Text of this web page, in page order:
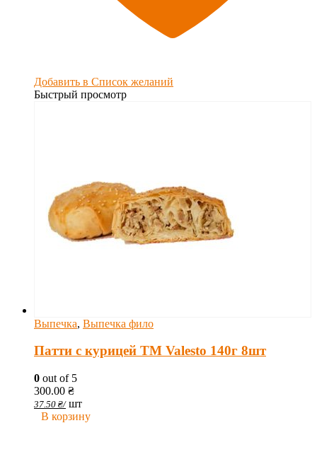
Добавить в Список желаний
Быстрый просмотр
Выпечка, Выпечка фило
Патти с курицей TM Valesto 140г 8шт
0 out of 5
300.00 ₴
37.50 ₴/ шт
В корзину